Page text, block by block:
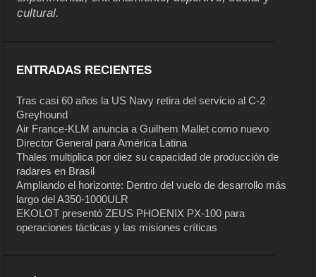
cultural.
ENTRADAS RECIENTES
Tras casi 60 años la US Navy retira del servicio al C-2
Greyhound
Air France-KLM anuncia a Guilhem Mallet como nuevo
Director General para América Latina
Thales multiplica por diez su capacidad de producción de
radares en Brasil
Ampliando el horizonte: Dentro del vuelo de desarrollo más
largo del A350-1000ULR
EKOLOT presentó ZEUS PHOENIX PX-100 para
operaciones tácticas y las misiones críticas